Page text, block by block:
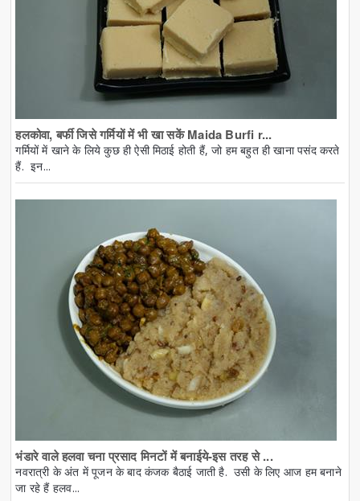
हलकोवा, बर्फी जिसे गर्मियों में भी खा सकें Maida Burfi r...
गर्मियों में खाने के लिये कुछ ही ऐसी मिठाई होती हैं, जो हम बहुत ही खाना पसंद करते
हैं. इन...
भंडारे वाले हलवा चना प्रसाद मिनटों में बनाईये-इस तरह से ...
नवरात्री के अंत में पूजन के बाद कंजक बैठाई जाती है. उसी के लिए आज हम बनाने
जा रहे हैं हलव...